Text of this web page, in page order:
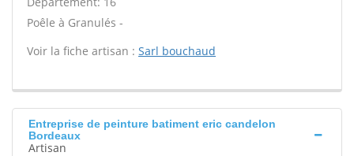
Poêle à Granulés -
Voir la fiche artisan : Sarl bouchaud
Entreprise de peinture batiment eric candelon
Bordeaux
Artisan